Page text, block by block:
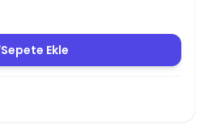
Sepete Ekle